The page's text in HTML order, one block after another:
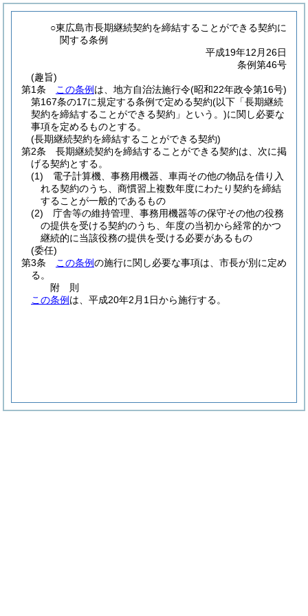
○東広島市長期継続契約を締結することができる契約に
関する条例
平成19年12月26日
条例第46号
(趣旨)
第1条
この条例 は、地方自治法施行令(昭和22年政令第16号)
第167条の17に規定する条例で定める契約(以下「長期継続
契約を締結することができる契約」という。)に関し必要な
事項を定めるものとする。
(長期継続契約を締結することができる契約)
第2条
長期継続契約を締結することができる契約は、次に掲
げる契約とする。
(1)
電子計算機、事務用機器、車両その他の物品を借り入
れる契約のうち、商慣習上複数年度にわたり契約を締結
することが一般的であるもの
(2)
庁舎等の維持管理、事務用機器等の保守その他の役務
の提供を受ける契約のうち、年度の当初から経常的かつ
継続的に当該役務の提供を受ける必要があるもの
(委任)
第3条
この条例の施行に関し必要な事項は、市長が別に定め
る。
附 則
この条例 は、平成20年2月1日から施行する。